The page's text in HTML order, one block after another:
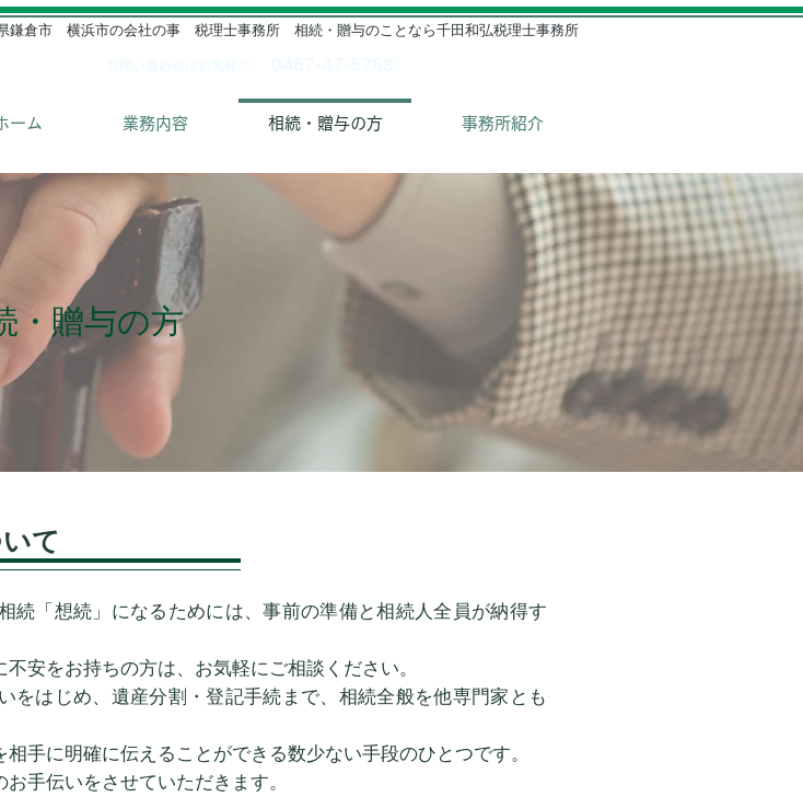
鎌倉市 横浜市の会社の事 税理士事務所 相続・贈与のことなら千田和弘税理士事務所
ーム 業務内容 相続・贈与の方 事務所紹介
・贈与の方
て
続「想続」になるためには、事前の準備と相続人全員が納得す
安をお持ちの方は、お気軽にご相談ください。
をはじめ、遺産分割・登記手続まで、相続全般を他専門家とも
手に明確に伝えることができる数少ない手段のひとつです。
手伝いをさせていただきます。